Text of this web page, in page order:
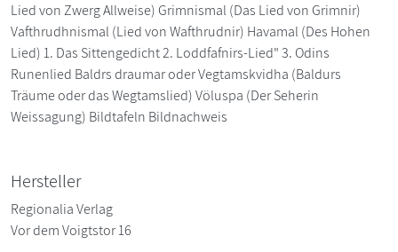
Lied von Zwerg Allweise) Grimnismal (Das Lied von Grimnir)
Vafthrudhnismal (Lied von Wafthrudnir) Havamal (Des Hohen
Lied) 1. Das Sittengedicht 2. Loddfafnirs-Lied" 3. Odins
Runenlied Baldrs draumar oder Vegtamskvidha (Baldurs
Träume oder das Wegtamslied) Völuspa (Der Seherin
Weissagung) Bildtafeln Bildnachweis
Hersteller
Regionalia Verlag
Vor dem Voigtstor 16